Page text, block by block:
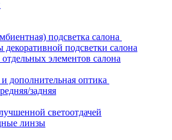
подсветка салона
подсветки салона
элементов салона
дополнительная оптика
задняя
светоотдачей
линзы